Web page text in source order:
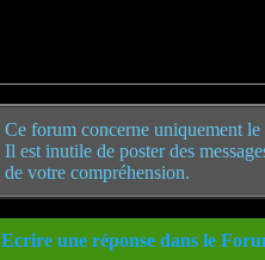
Ce forum concerne uniquement le
Il est inutile de poster des
de votre compréhension.
Ecrire une réponse dans le